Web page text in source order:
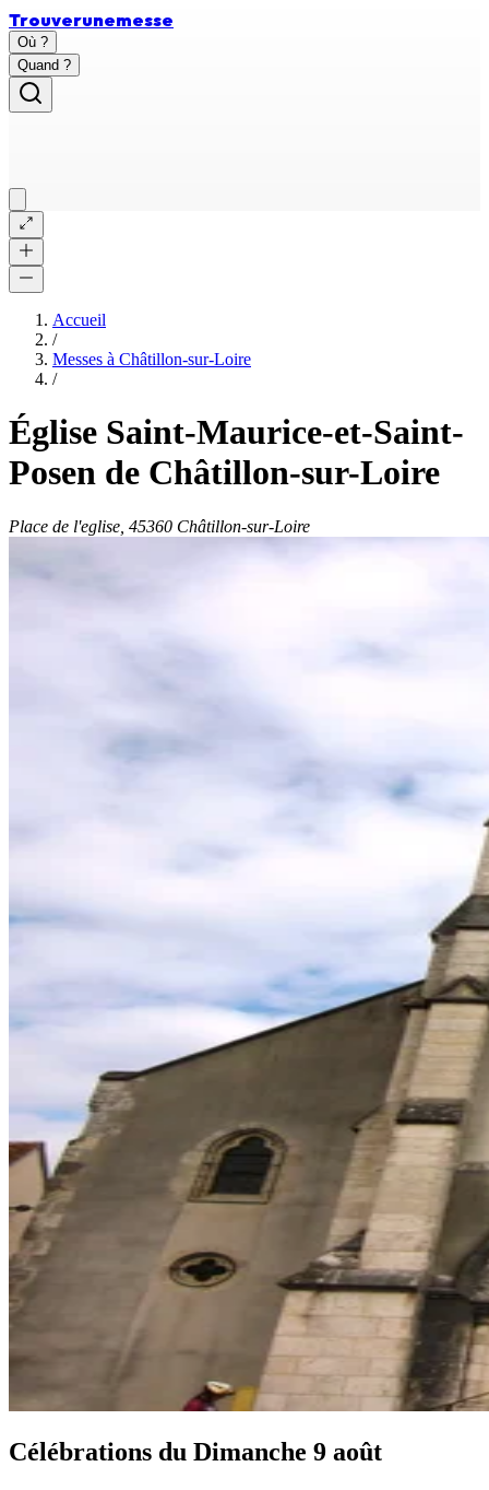
Trouverunemesse
Où ?
Quand ?
Accueil
/
Messes à Châtillon-sur-Loire
/
Église Saint-Maurice-et-Saint-
Posen de Châtillon-sur-Loire
Place de l'eglise, 45360 Châtillon-sur-Loire
Célébrations du Dimanche 9 août